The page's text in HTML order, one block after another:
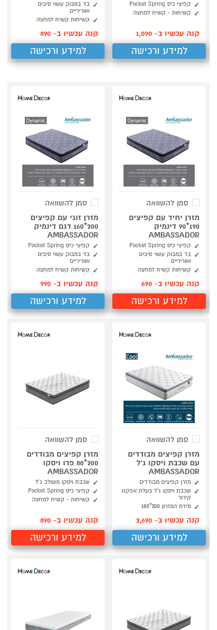
קפיצי כיס Pocket Spring
קשיחות - קשיח למחצה
קנה עכשיו ב- 1,090
למידע ורכישה
בד במבוק עשוי סיבים
אווריריים
קשיחות קשיח למחצה
קנה עכשיו ב- 890
למידע ורכישה
סמן להשוואה
מזרן יחיד עם קפיצים
190*90 דינמיק
AMBASSADOR
קפיצי כיס Pocket Spring
בד במבוק עשוי סיבים
אווריריים
קשיחות קשיח למחצה
קנה עכשיו ב- 690
למידע ורכישה
סמן להשוואה
מזרן זוגי עם קפיצים
200*160 דגם דינמיק
AMBASSADOR
קפיצי כיס Pocket Spring
בד במבוק עשוי סיבים
אווריריים
קשיחות קשיח למחצה
קנה עכשיו ב- 990
למידע ורכישה
סמן להשוואה
מזרן קפיצים מבודדים
עם שכבת ויסקו ג'ל
AMBASSADOR
מזרן קפיצים מבודדים
שכבת ויסקו ג'ל בעלת אפקט
קירור
מידת המזרון 200*180
קנה עכשיו ב- 2,690
למידע ורכישה
סמן להשוואה
מזרן קפיצים מבודדים
200*80 פרו ויסקו
AMBASSADOR
שכבת ויסקו משולב ג'ל
קפיצי כיס Pocket Spring
קשיחות - קשיח למחצה
קנה עכשיו ב- 890
למידע ורכישה